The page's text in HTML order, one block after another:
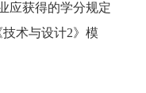
应获得的学分规定
术与设计2》模